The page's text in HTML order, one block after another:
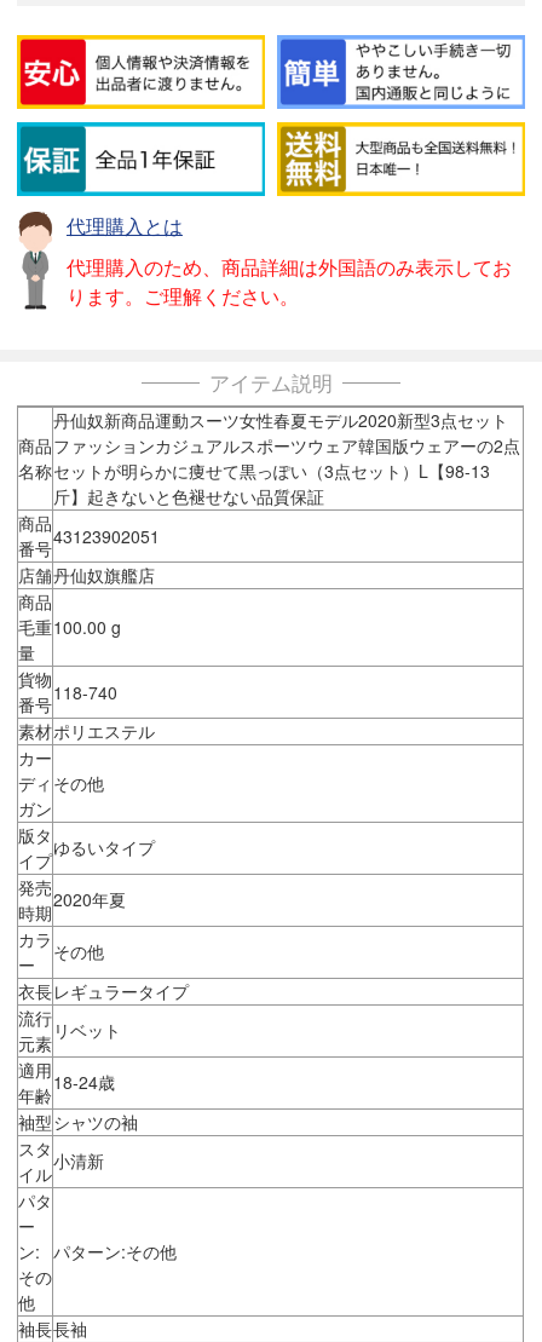
代理購入とは
代理購入のため、商品詳細は外国語のみ表示してお
ります。ご理解ください。
アイテム説明
商品
名称
丹仙奴新商品運動スーツ女性春夏モデル2020新型3点セット
ファッションカジュアルスポーツウェア韓国版ウェアーの2点
セットが明らかに痩せて黒っぽい（3点セット）L【98-13
斤】起きないと色褪せない品質保証
商品
番号43123902051
店舗丹仙奴旗艦店
商品
毛重
量
100.00 g
貨物
番号118-740
素材ポリエステル
カー
ディ
ガン
その他
版タ
イプ
ゆるいタイプ
発売
時期
2020年夏
カラ
ー
その他
衣長レギュラータイプ
流行
元素
リベット
適用
年齢
18-24歳
袖型シャツの袖
スタ
イル
小清新
パタ
ー
ン:
その
他
パターン:その他
袖長長袖